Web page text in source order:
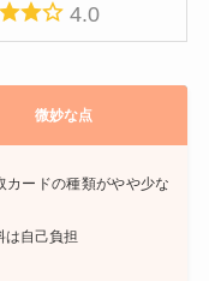
戯王含む）
4.0
微妙な点
カードの種類がやや少な
は自己負担